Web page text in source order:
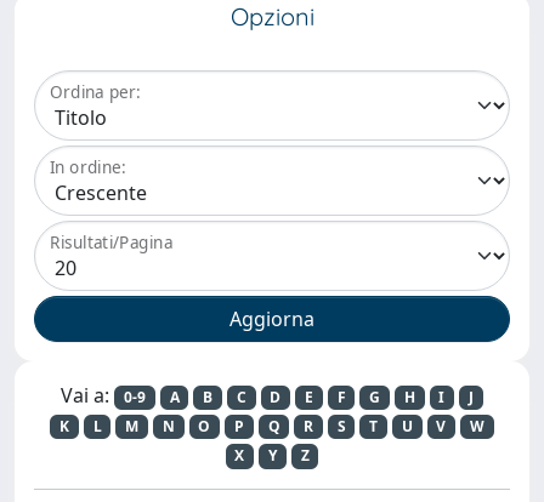
Opzioni
Ordina per:
In ordine:
Risultati/Pagina
Vai a: 0-9 A B C D E F G H I
J
K
L M N O P Q R S T U V
W
X
Y Z